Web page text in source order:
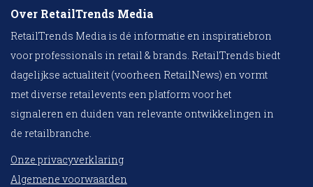
Over RetailTrends Media
RetailTrends Media is dé informatie en inspiratiebron
voor professionals in retail & brands. RetailTrends biedt
dagelijkse actualiteit (voorheen RetailNews) en vormt
met diverse retailevents een platform voor het
signaleren en duiden van relevante ontwikkelingen in
de retailbranche.
Onze privacyverklaring
Algemene voorwaarden